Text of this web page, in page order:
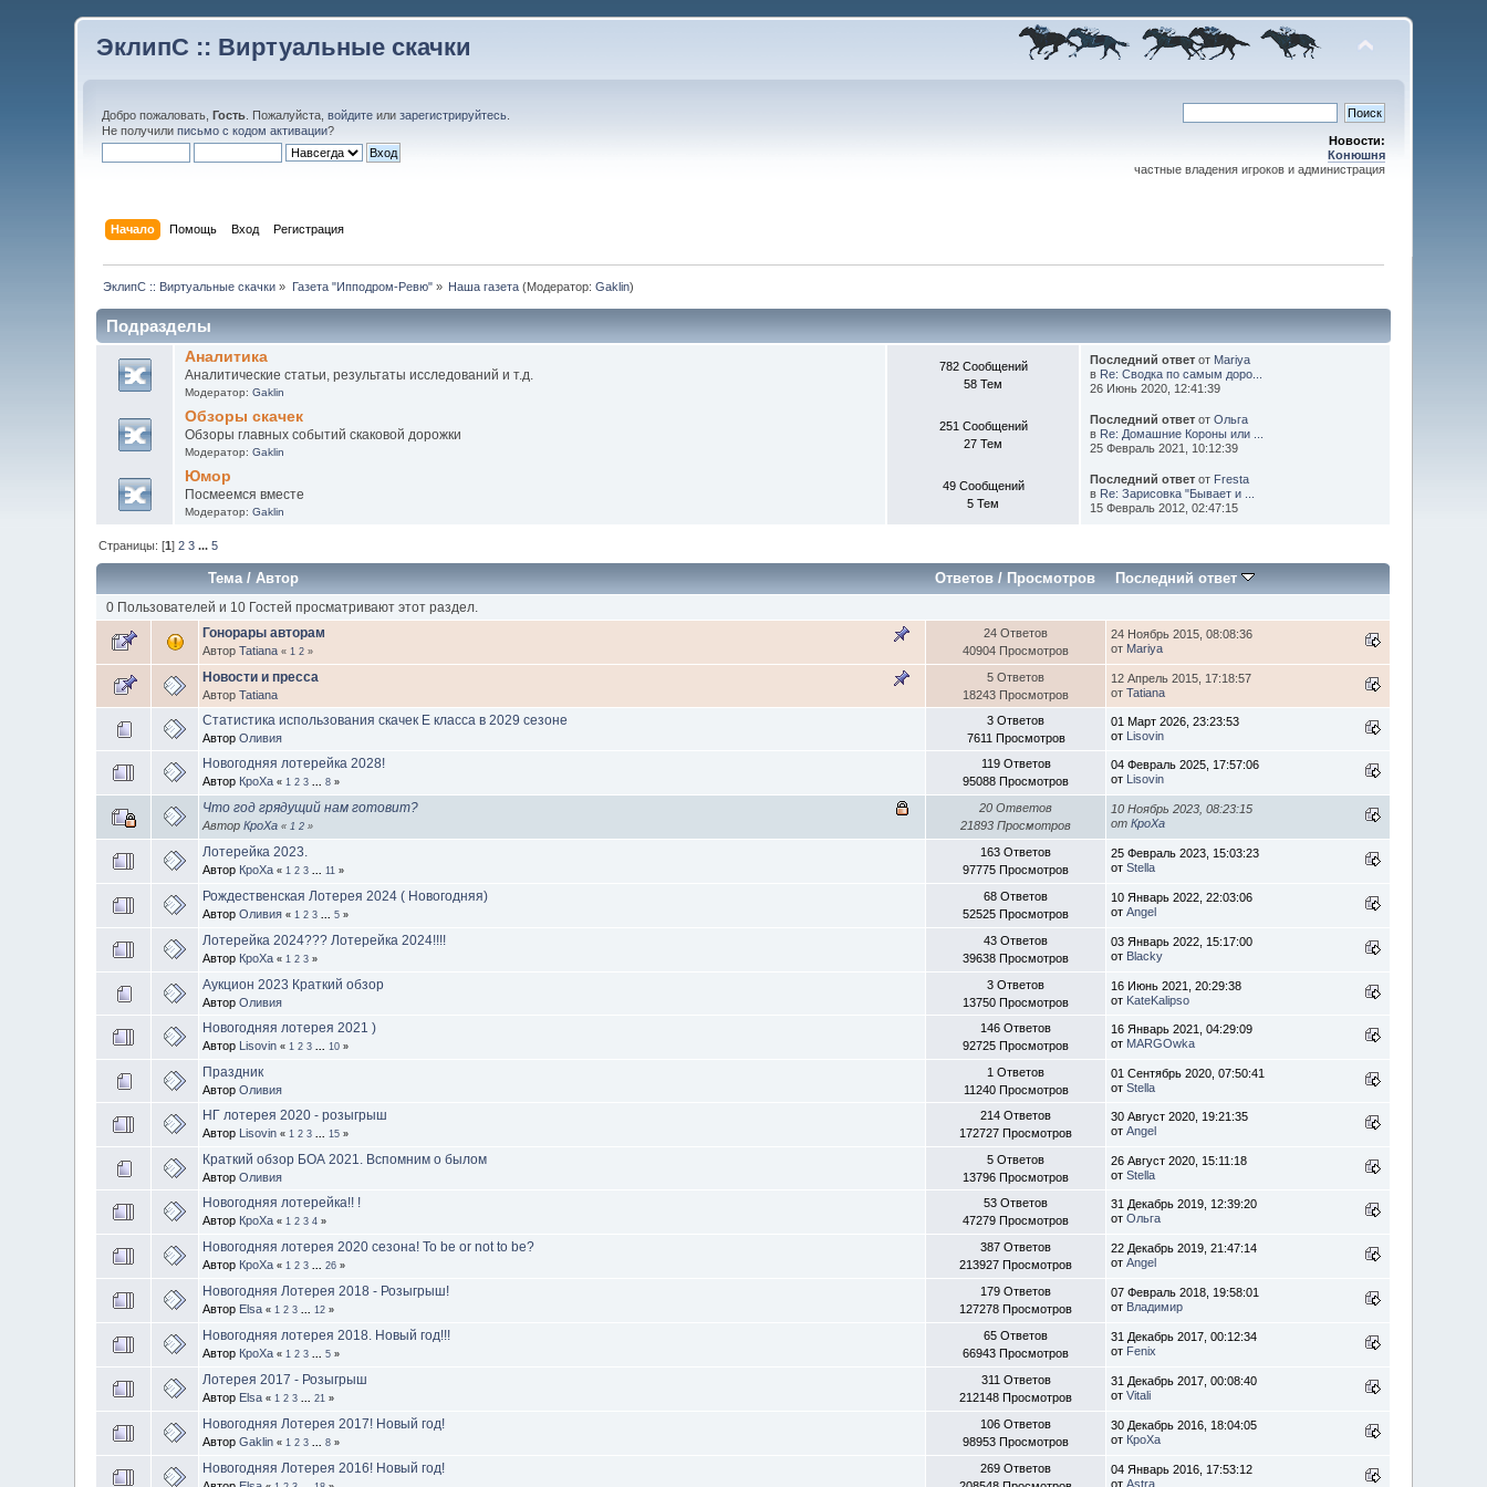
ЭклипС :: Виртуальные скачки
Добро пожаловать,Гость . Пожалуйста,войдите илизарегистрируйтесь
Не получилиписьмо с кодом активации?
Новости:
Конюшня
частные владения игроков и администрация
Начало Помощь Вход Регистрация
ЭклипС :: Виртуальные скачки » Газета "Ипподром-Ревю"» Наша газета (Модератор:Gaklin)
Подразделы
Аналитика
Аналитические статьи, результаты исследований и т.д.
Модератор: Gaklin
782 Сообщений
58 Тем
Последний ответот Mariya
в Re: Сводка по самым доро...
26 Июнь 2020, 12:41:39
Обзоры скачек
Обзоры главных событий скаковой дорожки
Модератор: Gaklin
251 Сообщений
27 Тем
Последний ответот Ольга
в Re: Домашние Короны или ...
25 Февраль 2021, 10:12:39
Юмор
Посмеемся вместе
Модератор: Gaklin
49 Сообщений
5 Тем
Последний ответот Fresta
в Re: Зарисовка "Бывает и ...
15 Февраль 2012, 02:47:15
Страницы: [1]2 3 ...5
Тема/Автор Ответов / Просмотров Последний ответ
0 Пользователей и 10 Гостей просматривают этот раздел.
Гонорары авторам
АвторTatiana «1 2 »
24 Ответов
40904 Просмотров
24 Ноябрь 2015, 08:08:36
от Mariya
Новости и пресса
АвторTatiana
5 Ответов
18243 Просмотров
12 Апрель 2015, 17:18:57
отTatiana
Статистика использования скачек Е класса в 2029 сезоне
АвторОливия
3 Ответов
7611 Просмотров
01 Март 2026, 23:23:53
от Lisovin
Новогодняя лотерейка 2028!
Автор КроХа «1 2 3 ...8 »
119 Ответов
95088 Просмотров
04 Февраль 2025, 17:57:06
от Lisovin
Что год грядущий нам готовит?
АвторКроХа «1 2 »
20 Ответов
21893 Просмотров
10 Ноябрь 2023, 08:23:15
отКроХа
Лотерейка 2023.
Автор КроХа «1 2 3 ...11 »
163 Ответов
97775 Просмотров
25 Февраль 2023, 15:03:23
отStella
Рождественская Лотерея 2024 ( Новогодняя)
АвторОливия «1 2 3 ...5 »
68 Ответов
52525 Просмотров
10 Январь 2022, 22:03:06
отAngel
Лотерейка 2024??? Лотерейка 2024!!!!
Автор КроХа «1 2 3 »
43 Ответов
39638 Просмотров
03 Январь 2022, 15:17:00
от Blacky
Аукцион 2023 Краткий обзор
АвторОливия
3 Ответов
13750 Просмотров
16 Июнь 2021, 20:29:38
от KateKalipso
Новогодняя лотерея 2021 )
Автор Lisovin «1 2 3 ...10 »
146 Ответов
92725 Просмотров
16 Январь 2021, 04:29:09
от MARGOwka
Праздник
АвторОливия
1 Ответов
11240 Просмотров
01 Сентябрь 2020, 07:50:41
отStella
НГ лотерея 2020 - розыгрыш
Автор Lisovin «1 2 3 ...15 »
214 Ответов
172727 Просмотров
30 Август 2020, 19:21:35
отAngel
Краткий обзор БОА 2021. Вспомним о былом
АвторОливия
5 Ответов
13796 Просмотров
26 Август 2020, 15:11:18
отStella
Новогодняя лотерейка!! !
Автор КроХа «1 2 3 4 »
53 Ответов
47279 Просмотров
31 Декабрь 2019, 12:39:20
отОльга
Новогодняя лотерея 2020 сезона! To be or not to be?
Автор КроХа «1 2 3 ...26 »
387 Ответов
213927 Просмотров
22 Декабрь 2019, 21:47:14
отAngel
Новогодняя Лотерея 2018 - Розыгрыш!
Автор Elsa «1 2 3 ...12 »
179 Ответов
127278 Просмотров
07 Февраль 2018, 19:58:01
от Владимир
Новогодняя лотерея 2018. Новый год!!!
Автор КроХа «1 2 3 ...5 »
65 Ответов
66943 Просмотров
31 Декабрь 2017, 00:12:34
от Fenix
Лотерея 2017 - Розыгрыш
Автор Elsa «1 2 3 ...21 »
311 Ответов
212148 Просмотров
31 Декабрь 2017, 00:08:40
отVitali
Новогодняя Лотерея 2017! Новый год!
АвторGaklin «1 2 3 ...8 »
106 Ответов
98953 Просмотров
30 Декабрь 2016, 18:04:05
от КроХа
Новогодняя Лотерея 2016! Новый год!
269 Ответов
04 Январь 2016, 17:53:12
отAstra